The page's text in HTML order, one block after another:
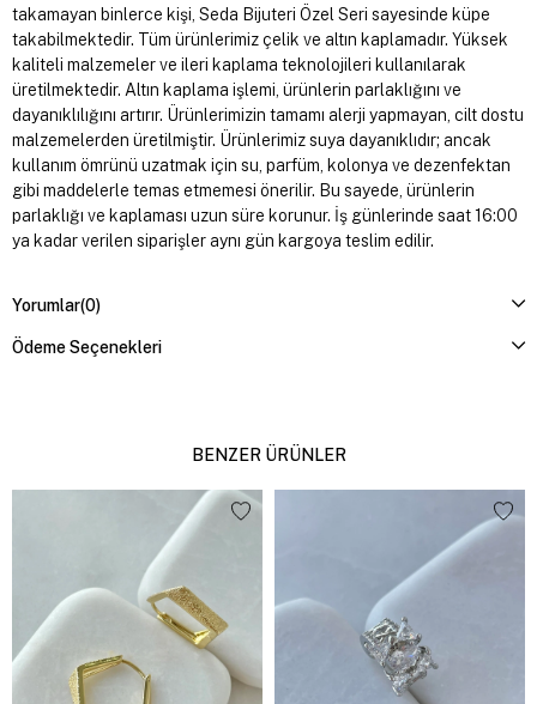
takamayan binlerce kişi, Seda Bijuteri Özel Seri sayesinde küpe
takabilmektedir. Tüm ürünlerimiz çelik ve altın kaplamadır. Yüksek
kaliteli malzemeler ve ileri kaplama teknolojileri kullanılarak
üretilmektedir. Altın kaplama işlemi, ürünlerin parlaklığını ve
dayanıklılığını artırır. Ürünlerimizin tamamı alerji yapmayan, cilt dostu
malzemelerden üretilmiştir. Ürünlerimiz suya dayanıklıdır; ancak
kullanım ömrünü uzatmak için su, parfüm, kolonya ve dezenfektan
gibi maddelerle temas etmemesi önerilir. Bu sayede, ürünlerin
parlaklığı ve kaplaması uzun süre korunur. İş günlerinde saat 16:00
ya kadar verilen siparişler aynı gün kargoya teslim edilir.
Yorumlar(0)
Ödeme Seçenekleri
BENZER ÜRÜNLER